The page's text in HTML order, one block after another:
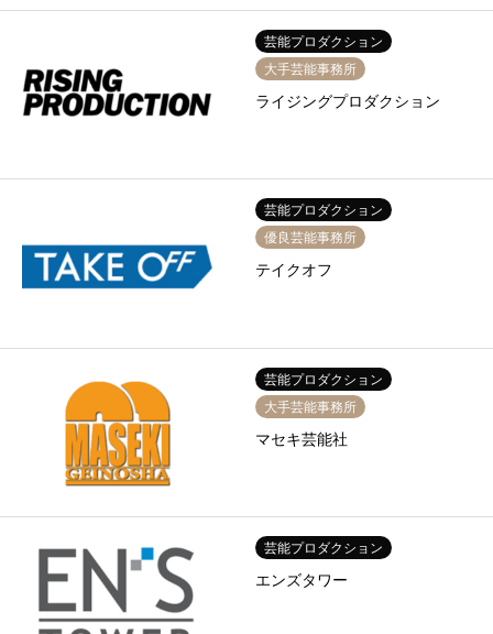
芸能プロダクション
大手芸能事務所
ライジングプロダクション
芸能プロダクション
優良芸能事務所
テイクオフ
芸能プロダクション
大手芸能事務所
マセキ芸能社
芸能プロダクション
エンズタワー